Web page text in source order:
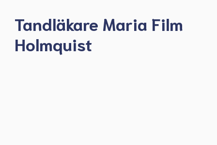
Tandläkare Maria Film
Holmquist